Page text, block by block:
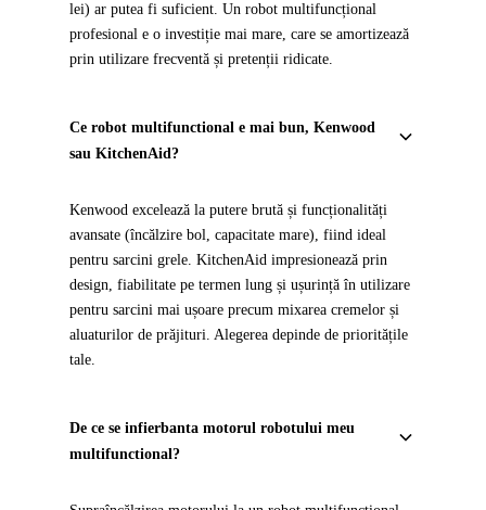
lei) ar putea fi suficient. Un robot multifuncțional
profesional e o investiție mai mare, care se amortizează
prin utilizare frecventă și pretenții ridicate.
Ce robot multifunctional e mai bun, Kenwood
sau KitchenAid?
Kenwood excelează la putere brută și funcționalități
avansate (încălzire bol, capacitate mare), fiind ideal
pentru sarcini grele. KitchenAid impresionează prin
design, fiabilitate pe termen lung și ușurință în utilizare
pentru sarcini mai ușoare precum mixarea cremelor și
aluaturilor de prăjituri. Alegerea depinde de prioritățile
tale.
De ce se infierbanta motorul robotului meu
multifunctional?